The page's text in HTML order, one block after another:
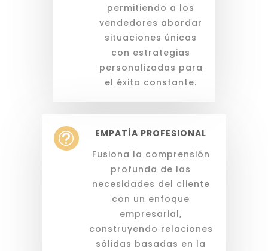
permitiendo a los
vendedores abordar
situaciones únicas
con estrategias
personalizadas para
el éxito constante.
t
EMPATÍA PROFESIONAL
Fusiona la comprensión
profunda de las
necesidades del cliente
con un enfoque
empresarial,
construyendo relaciones
sólidas basadas en la